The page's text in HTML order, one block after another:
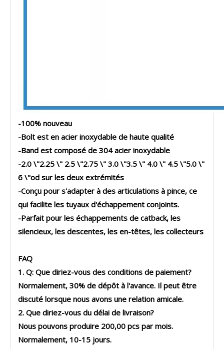
-100% nouveau
-Bolt est en acier inoxydable de haute qualité
-Band est composé de 304 acier inoxydable
-2.0 \"2.25 \" 2.5 \"2.75 \" 3.0 \"3.5 \" 4.0 \" 4.5 \"5.0 \"
6 \"od sur les deux extrémités
-Conçu pour s'adapter à des articulations à pince, ce
qui facilite les tuyaux d'échappement conjoints.
-Parfait pour les échappements de catback, les
silencieux, les descentes, les en-têtes, les collecteurs
FAQ
1. Q: Que diriez-vous des conditions de paiement?
Normalement, 30% de dépôt à l'avance. Il peut être
discuté lorsque nous avons une relation amicale.
2. Que diriez-vous du délai de livraison?
Nous pouvons produire 200,00 pcs par mois.
Normalement, 10-15 jours.